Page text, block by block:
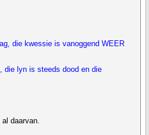
die kwessie is vanoggend WEER
die lyn is steeds dood en die
daarvan.